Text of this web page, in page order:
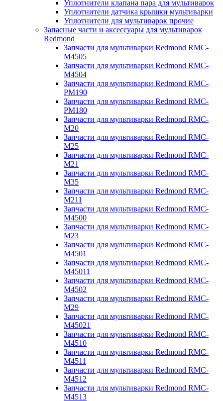
Уплотнители клапана пара для мультиварок
Уплотнители датчика крышки мультиварки
Уплотнители для мультиварок прочие
Запасные части и аксессуары для мультиварок
Redmond
Запчасти для мультиварки Redmond RMC-
M4505
Запчасти для мультиварки Redmond RMC-
M4504
Запчасти для мультиварки Redmond RMC-
PM190
Запчасти для мультиварки Redmond RMC-
PM180
Запчасти для мультиварки Redmond RMC-
M20
Запчасти для мультиварки Redmond RMC-
M25
Запчасти для мультиварки Redmond RMC-
M21
Запчасти для мультиварки Redmond RMC-
M35
Запчасти для мультиварки Redmond RMC-
M211
Запчасти для мультиварки Redmond RMC-
M4500
Запчасти для мультиварки Redmond RMC-
M23
Запчасти для мультиварки Redmond RMC-
M4501
Запчасти для мультиварки Redmond RMC-
M45011
Запчасти для мультиварки Redmond RMC-
M4502
Запчасти для мультиварки Redmond RMC-
M29
Запчасти для мультиварки Redmond RMC-
M45021
Запчасти для мультиварки Redmond RMC-
M4510
Запчасти для мультиварки Redmond RMC-
M4511
Запчасти для мультиварки Redmond RMC-
M4512
Запчасти для мультиварки Redmond RMC-
M4513